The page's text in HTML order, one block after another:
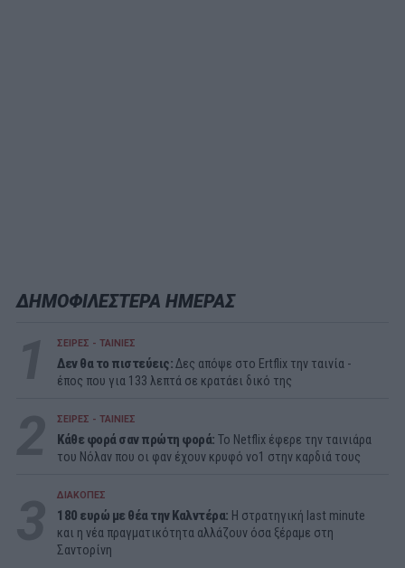
ΔΗΜΟΦΙΛΕΣΤΕΡΑ ΗΜΕΡΑΣ
ΣΕΙΡΕΣ - ΤΑΙΝΙΕΣ
Δεν θα το πιστεύεις:Δες απόψε στο Ertflix την ταινία -
έπος που για 133 λεπτά σε κρατάει δικό της
ΣΕΙΡΕΣ - ΤΑΙΝΙΕΣ
Κάθε φορά σαν πρώτη φορά: Το Netflix έφερε την ταινιάρα
του Νόλαν που οι φαν έχουν κρυφό νο1 στην καρδιά τους
ΔΙΑΚΟΠΕΣ
180 ευρώ με θέα την Καλντέρα: Η στρατηγική last minute
και η νέα πραγματικότητα αλλάζουν όσα ξέραμε στη
Σαντορίνη